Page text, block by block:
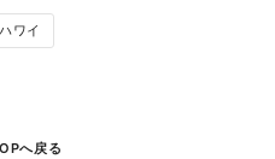
ハワイ
へ戻る